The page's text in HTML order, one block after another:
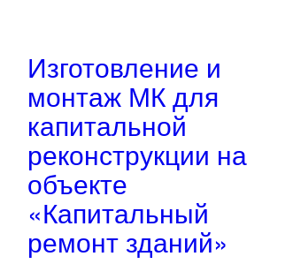
Изготовление и
монтаж МК для
капитальной
реконструкции на
объекте
«Капитальный
ремонт зданий»